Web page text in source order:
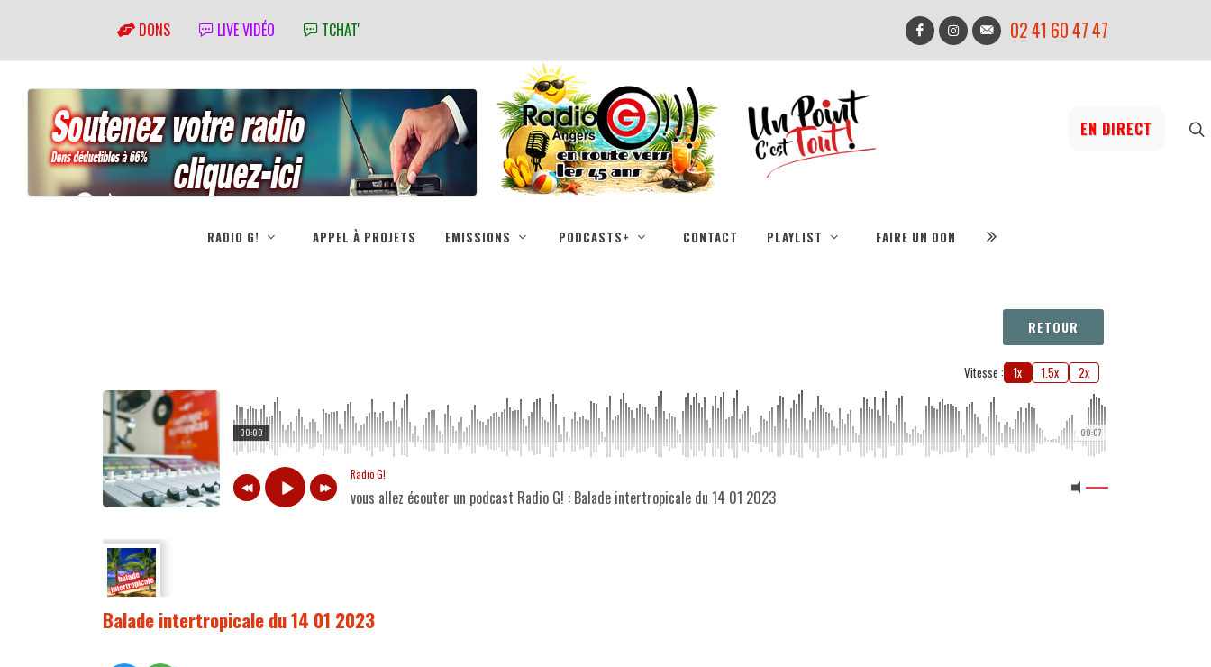
DONS LIVE VIDÉO TCHAT' 02 41 60 47 47
EN DIRECT
RADIO G! APPEL À PROJETS EMISSIONS PODCASTS+ CONTACT PLAYLIST FAIRE UN DON
RETOUR
Vitesse : 1x 1.5x 2x
00:07
00:00
Radio G!
vous allez écouter un podcast Radio G! : Balade intertropicale du 14 01 2023
Balade intertropicale du 14 01 2023